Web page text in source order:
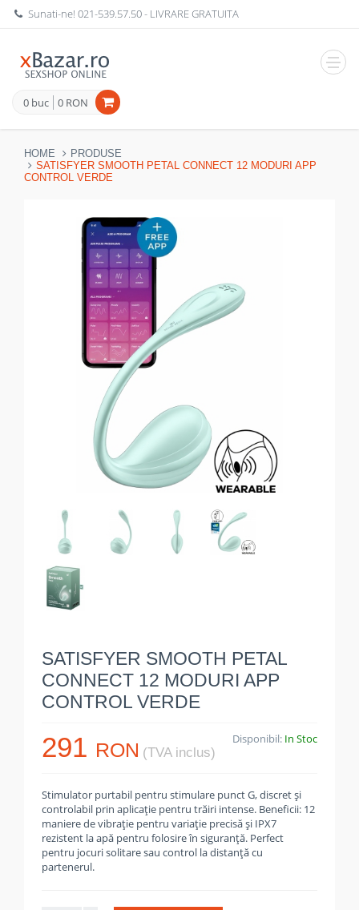
Sunati-ne!021-539.57.50- LIVRARE GRATUITA
0 buc 0 RON
HOME
PRODUSE
SATISFYER SMOOTH PETAL CONNECT 12 MODURI APP
CONTROL VERDE
SATISFYER SMOOTH PETAL
CONNECT 12 MODURI APP
CONTROL VERDE
291 RON (TVA inclus)
Disponibil: In Stoc
Stimulator purtabil pentru stimulare punct G, discret și
controlabil prin aplicație pentru trăiri intense. Beneficii: 12
maniere de vibraţie pentru variaţie precisă și IPX7
rezistent la apă pentru folosire în siguranţă. Perfect
pentru jocuri solitare sau control la distanţă cu
partenerul.